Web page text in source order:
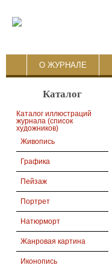
О ЖУРНАЛЕ
Каталог
Каталог иллюстраций
журнала (список
художников)
Живопись
Графика
Пейзаж
Портрет
Натюрморт
Жанровая картина
Иконопись